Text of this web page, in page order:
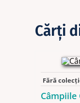
Cărţi
Fără
Câmpiile